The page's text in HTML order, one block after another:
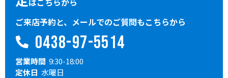
ご来店予約と、メールでのご質問もこちらから
0438-97-5514
営業時間 9:30-18:00
定休日 水曜日